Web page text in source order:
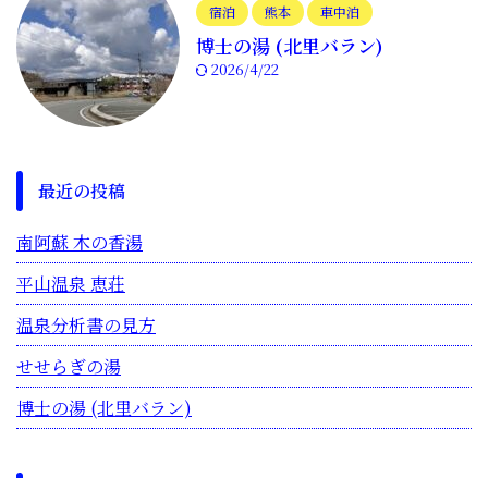
宿泊
熊本 車中泊
博士の湯 (北里バラン)
2026/4/22
最近の投稿
南阿蘇 木の香湯
平山温泉 恵荘
温泉分析書の見方
せせらぎの湯
博士の湯 (北里バラン)